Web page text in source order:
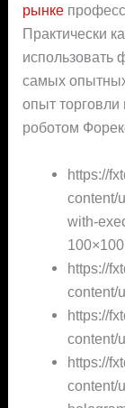
рынке
Практически
использовать
самых
опыт
роботом
https://
content/
with-
https://
content/
https://
content/
https://
content/